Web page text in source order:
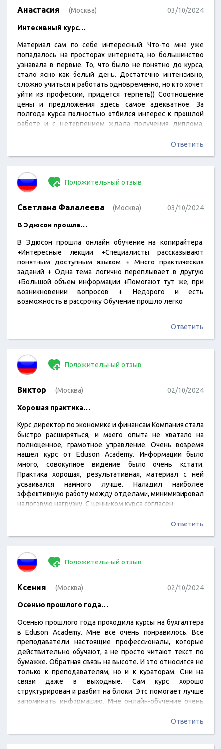
Анастасия (Москва) 03/10/2024
Интесивный курс…
Материал сам по себе интересный. Что-то мне уже
попадалось на просторах интернета, но большинство
узнавала в первые. То, что было не понятно до курса,
стало ясно как белый день. Достаточно интенсивно,
сложно учиться и работать одновременно, но кто хочет
уйти из профессии, придется терпеть)) Соотношение
цены и предложения здесь самое адекватное. За
полгода курса полностью отбился интерес к прошлой
работе и с нетерпением ждала получения диплома.
Ответить
Положительный отзыв
Светлана Фалалеева (Москва) 03/10/2024
В Эдюсон прошла…
В Эдюсон прошла онлайн обучение на копирайтера.
+Интересные лекции +Специалисты рассказывают
понятным доступным языком + Много практических
заданий + Одна тема логично переплывает в другую
+Большой объем информации +Помогают тут же, при
возникновении вопросов + Недорого и есть
возможность в рассрочку Обучение прошло легко
Ответить
Положительный отзыв
Виктор (Москва) 02/10/2024
Хорошая практика…
Курс директор по экономике и финансам Компания стала
быстро расширяться, и моего опыта не хватало на
полноценное, грамотное управление. Очень вовремя
нашел курс от Eduson Academy. Информации было
много, совокупное видение было очень кстати.
Практика хорошая, результативная, материал с ней
усваивался намного лучше. Наладил наиболее
эффективную работу между отделами, минимизировал
налоговую нагрузку. С ценником курса согласен
Ответить
Положительный отзыв
Ксения (Москва) 02/10/2024
Осенью прошлого года…
Осенью прошлого года проходила курсы на бухгалтера
в Eduson Academy. Мне все очень понравилось. Все
преподаватели настоящие профессионалы, которые
действительно обучают, а не просто читают текст по
бумажке. Обратная связь на высоте. И это относится не
только к преподавателям, но и к кураторам. Они на
связи даже в выходные. Сам курс хорошо
структурирован и разбит на блоки. Это помогает лучше
запоминать информацию. Мне онлайн-обучение очень
есть бесплатные пробные уроки для новичков.Ответить